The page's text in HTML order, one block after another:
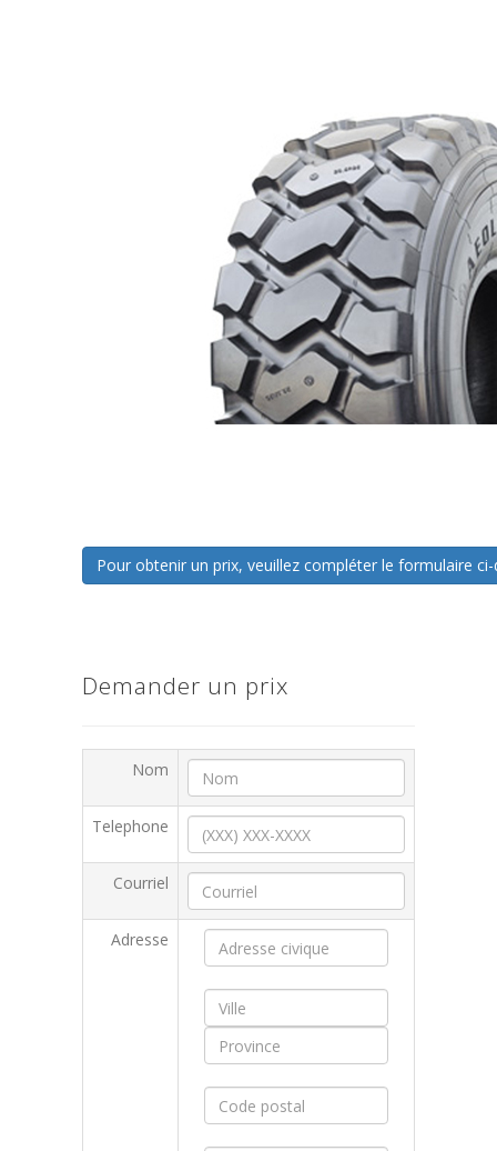
Pour obtenir un prix, veuillez compléter le formulaire
Demander un prix
Nom
Telephone
Courriel
Adresse